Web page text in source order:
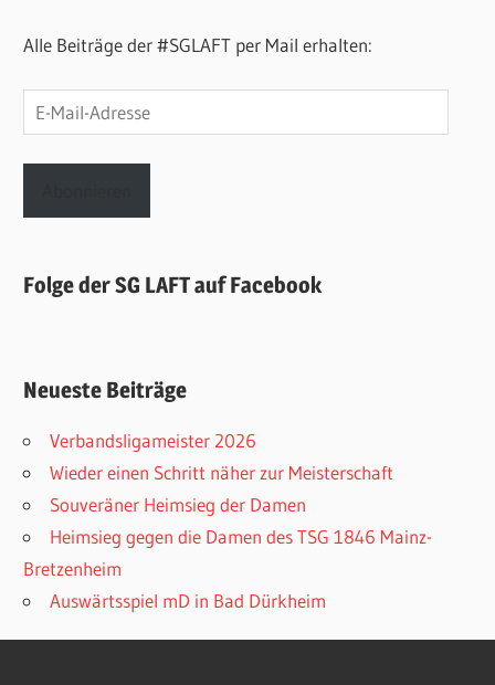
Alle Beiträge der #SGLAFT per Mail erhalten:
E-
Mail-
Adresse
Folge der SG LAFT auf Facebook
Neueste Beiträge
Verbandsligameister 2026
Wieder einen Schritt näher zur Meisterschaft
Souveräner Heimsieg der Damen
Heimsieg gegen die Damen des TSG 1846 Mainz-
Bretzenheim
Auswärtsspiel mD in Bad Dürkheim